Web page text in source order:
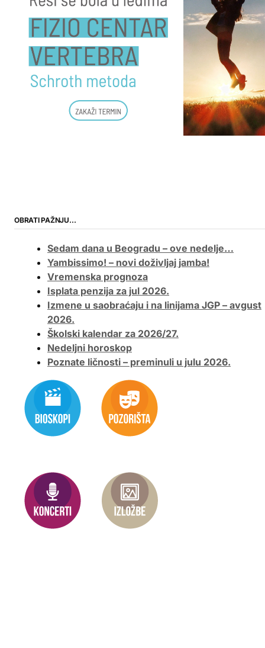
OBRATI PAŽNJU…
Sedam dana u Beogradu – ove nedelje…
Yambissimo! – novi doživljaj jamba!
Vremenska prognoza
Isplata penzija za jul 2026.
Izmene u saobraćaju i na linijama JGP – avgust
2026.
Školski kalendar za 2026/27.
Nedeljni horoskop
Poznate ličnosti – preminuli u julu 2026.